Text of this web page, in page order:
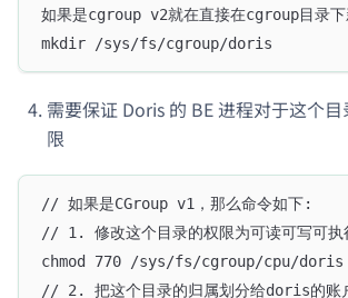
如果是cgroup v2就在直接在cgroup目录下
mkdir /sys/fs/cgroup/doris
需要保证 Doris 的 BE 进程对于这个
限
// 如果是CGroup v1，那么命令如下:
// 1. 修改这个目录的权限为可读可写可执
chmod 770 /sys/fs/cgroup/cpu/doris
// 2. 把这个目录的归属划分给doris的账